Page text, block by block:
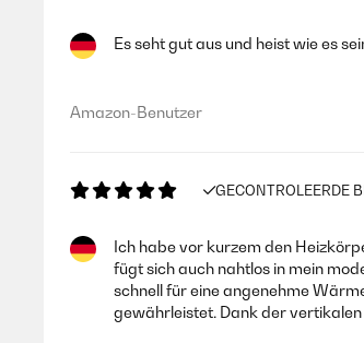
Es seht gut aus und heist wie es
Amazon-Benutzer
GECONTROLEERDE
Ich habe vor kurzem den
fügt sich auch nahtlos in mein
schnell für eine angenehme
gewährleistet. Dank der